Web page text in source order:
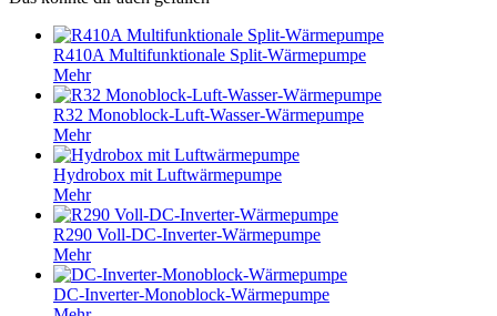
R410A Multifunktionale Split-Wärmepumpe
Mehr
R32 Monoblock-Luft-Wasser-Wärmepumpe
Mehr
Hydrobox mit Luftwärmepumpe
Mehr
R290 Voll-DC-Inverter-Wärmepumpe
Mehr
DC-Inverter-Monoblock-Wärmepumpe